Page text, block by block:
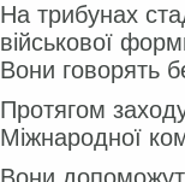
На трибунах
військової
Вони говорять
Протягом
Міжнародної